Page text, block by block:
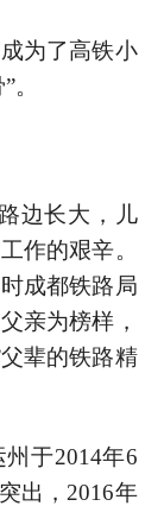
为了高铁小
。
边长大，儿
作的艰辛。
成都铁路局
亲为榜样，
辈的铁路精
于2014年6
出，2016年